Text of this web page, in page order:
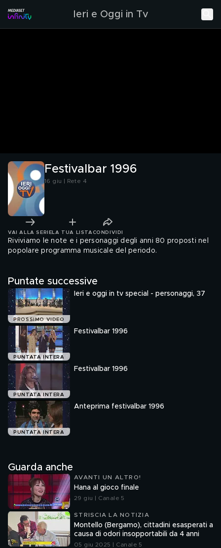
Ieri e Oggi in Tv
Festivalbar 1996
16 giu | Rete 4
VAI ALLA SERIE LA TUA LISTA CONDIVIDI
Riviviamo le note e i personaggi degli anni 80 proposti nel
popolare programma musicale del periodo.
Puntate successive
PROSSIMO VIDEO
Ieri e oggi in tv special - personaggi, 37
PUNTATA INTERA
Festivalbar 1996
PUNTATA INTERA
Festivalbar 1996
PUNTATA INTERA
Anteprima festivalbar 1996
Guarda anche
AVANTI UN ALTRO!
Hana al gioco finale
29 giu | Canale 5
STRISCIA LA NOTIZIA
Montello (Bergamo), cittadini esasperati a
causa di odori insopportabili da 4 anni
05 giu 2025 | Canale 5